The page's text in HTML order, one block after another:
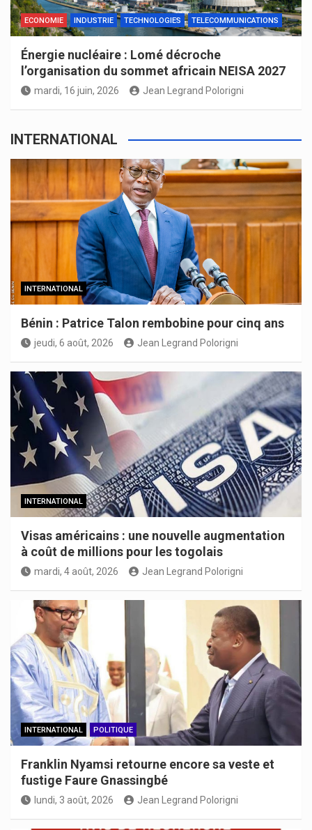
ECONOMIE INDUSTRIE TECHNOLOGIES TELECOMMUNICATIONS
Énergie nucléaire : Lomé décroche
l’organisation du sommet africain NEISA 2027
mardi, 16 juin, 2026 Jean Legrand Polorigni
INTERNATIONAL
INTERNATIONAL
Bénin : Patrice Talon rembobine pour cinq ans
jeudi, 6 août, 2026 Jean Legrand Polorigni
INTERNATIONAL
Visas américains : une nouvelle augmentation
à coût de millions pour les togolais
mardi, 4 août, 2026 Jean Legrand Polorigni
INTERNATIONAL POLITIQUE
Franklin Nyamsi retourne encore sa veste et
fustige Faure Gnassingbé
lundi, 3 août, 2026 Jean Legrand Polorigni